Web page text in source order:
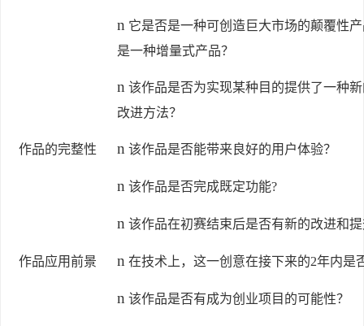
n 它是否是一种可创造巨大市场的颠覆性
是一种增量式产品？
n 该作品是否为实现某种目的提供了一种
改进方法？
作品的完整性 n 该作品是否能带来良好的用户体验？
n 该作品是否完成既定功能?
n 该作品在初赛结束后是否有新的改进和
作品应用前景 n 在技术上，这一创意在接下来的2年内是
n 该作品是否有成为创业项目的可能性？